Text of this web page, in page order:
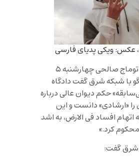
عکس: ویکی پدیای فارسی
امیر رئیسیان، وکیل توماج صالحی چهارشنبه ۵
با شبکه شرق گفت دادگاه
حکم دیوان عالی درباره
را «ارشادی» دانست و این
اتهام افساد فی الارض، به اشد
کرد.»
شرق گفت: